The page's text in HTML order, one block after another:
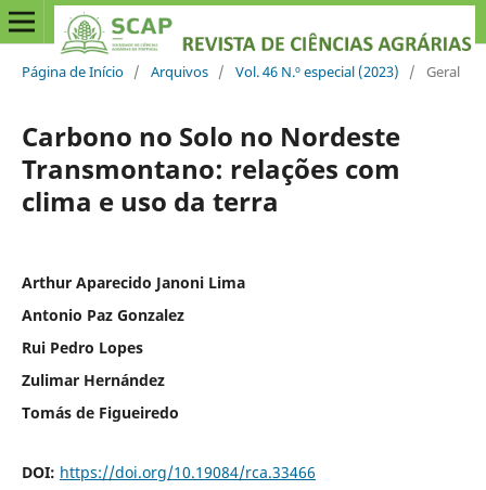
Página de Início / Arquivos / Vol. 46 N.º especial (2023) / Geral
Carbono no Solo no Nordeste
Transmontano: relações com
clima e uso da terra
Arthur Aparecido Janoni Lima
Antonio Paz Gonzalez
Rui Pedro Lopes
Zulimar Hernández
Tomás de Figueiredo
DOI: https://doi.org/10.19084/rca.33466